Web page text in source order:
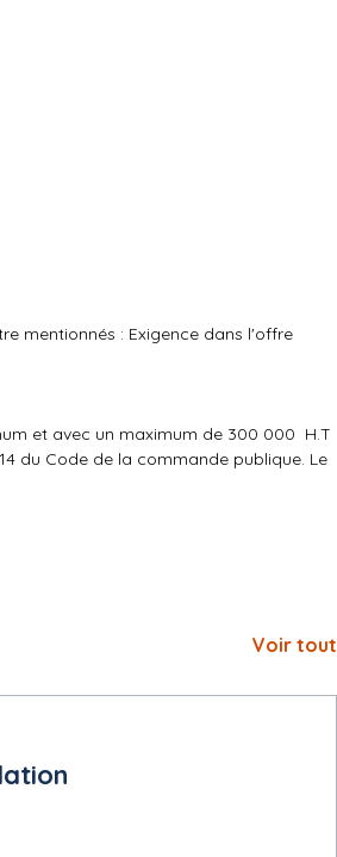
mentionnés : Exigence dans l'offre
et avec un maximum de 300 000  H.T
du Code de la commande publique. Le
Voir tout